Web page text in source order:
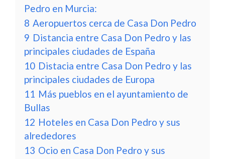
Pedro en Murcia:
8 Aeropuertos cerca de Casa Don Pedro
9 Distancia entre Casa Don Pedro y las
principales ciudades de España
10 Distacia entre Casa Don Pedro y las
principales ciudades de Europa
11 Más pueblos en el ayuntamiento de
Bullas
12 Hoteles en Casa Don Pedro y sus
alrededores
13 Ocio en Casa Don Pedro y sus